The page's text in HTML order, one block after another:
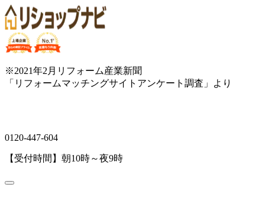
※2021年2月リフォーム産業新聞
「リフォームマッチングサイトアンケート調査」より
0120-447-604
【受付時間】朝10時～夜9時